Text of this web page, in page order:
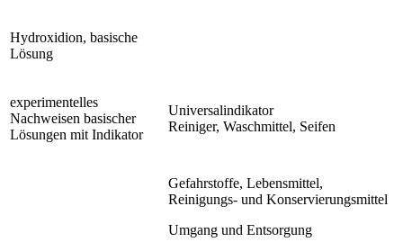
Hydroxidion, basische
Lösung
experimentelles
Nachweisen basischer
Lösungen mit Indikator
Universalindikator
Reiniger, Waschmittel, Seifen
Gefahrstoffe, Lebensmittel,
Reinigungs- und Konservierungsmittel
Umgang und Entsorgung